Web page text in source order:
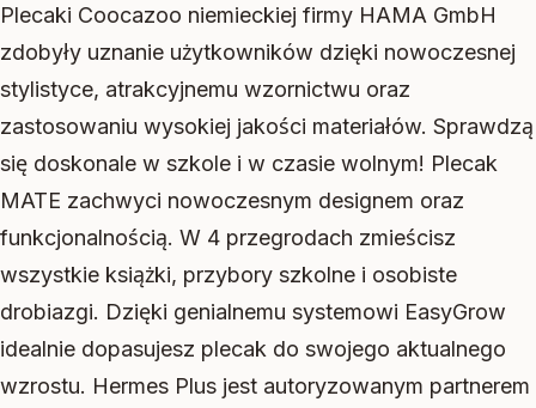
Plecaki Coocazoo niemieckiej firmy HAMA GmbH
zdobyły uznanie użytkowników dzięki nowoczesnej
stylistyce, atrakcyjnemu wzornictwu oraz
zastosowaniu wysokiej jakości materiałów. Sprawdzą
się doskonale w szkole i w czasie wolnym! Plecak
MATE zachwyci nowoczesnym designem oraz
funkcjonalnością. W 4 przegrodach zmieścisz
wszystkie książki, przybory szkolne i osobiste
drobiazgi. Dzięki genialnemu systemowi EasyGrow
idealnie dopasujesz plecak do swojego aktualnego
wzrostu. Hermes Plus jest autoryzowanym partnerem